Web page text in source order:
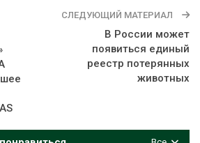
СЛЕДУЮЩИЙ МАТЕРИАЛ
В России может
появиться единый
реестр потерянных
животных